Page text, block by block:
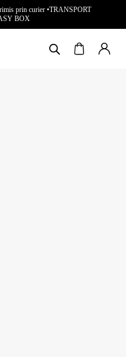
prin curier •TRANSPORT
BOX